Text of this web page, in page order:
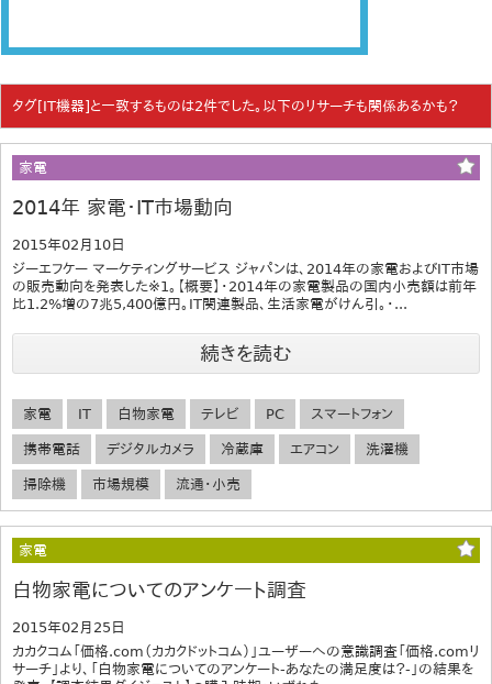
タグ[IT機器]と一致するものは2件でした。以下のリサーチも関係あるかも？
家電
2014年 家電・IT市場動向
2015年02月10日
ジーエフケー マーケティングサービス ジャパンは、2014年の家電およびIT市場
の販売動向を発表した※1。【概要】・2014年の家電製品の国内小売額は前年
比1.2%増の7兆5,400億円。IT関連製品、生活家電がけん引。・...
続きを読む
家電 IT 白物家電 テレビ PC スマートフォン
携帯電話 デジタルカメラ 冷蔵庫 エアコン 洗濯機
掃除機 市場規模 流通・小売
家電
白物家電についてのアンケート調査
2015年02月25日
カカクコム「価格.com（カカクドットコム）」ユーザーへの意識調査「価格.comリ
サーチ」より、「白物家電についてのアンケート-あなたの満足度は？-」の結果を